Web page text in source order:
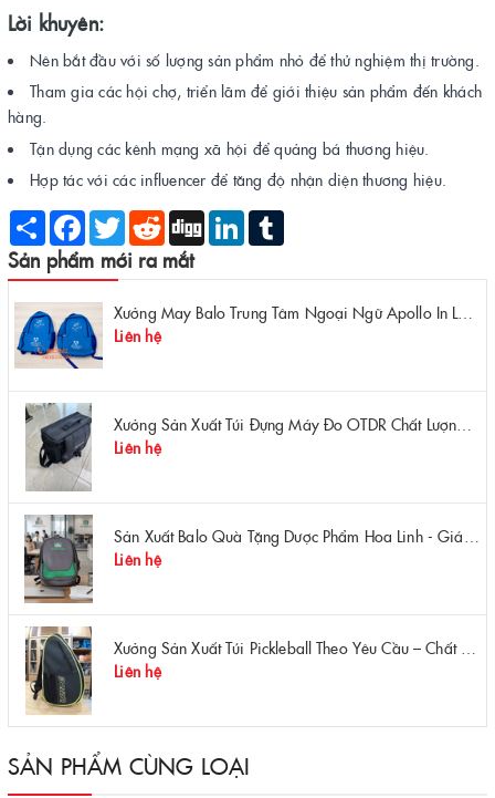
Lời khuyên:
Nên bắt đầu với số lượng sản phẩm nhỏ để thử nghiệm thị trường.
Tham gia các hội chợ, triển lãm để giới thiệu sản phẩm đến khách
hàng.
Tận dụng các kênh mạng xã hội để quảng bá thương hiệu.
Hợp tác với các influencer để tăng độ nhận diện thương hiệu.
Share Facebook
Twitter Reddit Digg LinkedIn
Sản phẩm mới ra mắt
Xưởng May Balo Trung Tâm Ngoại Ngữ Apollo In Logo Giá Rẻ Tại Xưởng
Liên hệ
Xưởng Sản Xuất Túi Đựng Máy Đo OTDR Chất Lượng – Chống Va Đập, Giá Tận Xưởng
Liên hệ
Sản Xuất Balo Quà Tặng Dược Phẩm Hoa Linh - Giá Gốc Tại Xưởng
Liên hệ
Xưởng Sản Xuất Túi Pickleball Theo Yêu Cầu – Chất Lượng, Bền Bỉ, Thiết Kế Độc Quyền
Liên hệ
SẢN PHẨM CÙNG LOẠI